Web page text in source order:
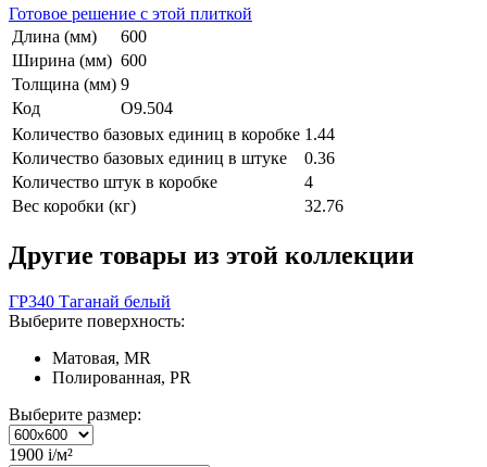
Готовое решение с этой плиткой
Длина (мм)
600
Ширина (мм) 600
Толщина (мм) 9
Код
О9.504
Количество базовых единиц в коробке 1.44
Количество базовых единиц в штуке
0.36
Количество штук в коробке
4
Вес коробки (кг)
32.76
Другие товары из этой коллекции
ГР340 Таганай белый
Выберите поверхность:
Матовая, MR
Полированная, PR
Выберите размер:
1900 i/м²